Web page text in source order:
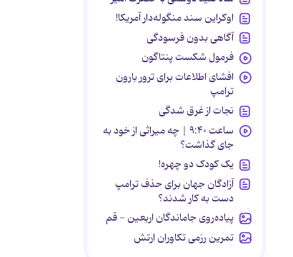
اوکراین سند منگوله‌دار آمریکا!
آگاهی بدون فرسودگی
فرمول شکست پنتاگون
افشای اطلاعات برای ترور بارون
ترامپ
نجات از غرق شدگی
ساعت ۹:۴۰ | چه میراثی از خود به
جای گذاشت؟
یک کودک دو چهره!
آزادگان جهان برای حذف ترامپ
دست به کار شدند؟
پیاده‌روی جاماندگان اربعین - قم
تمرین رزمی تکاوران ارتش